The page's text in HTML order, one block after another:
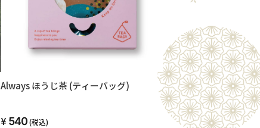
Always ほうじ茶 (ティーバッグ)
540(税込)